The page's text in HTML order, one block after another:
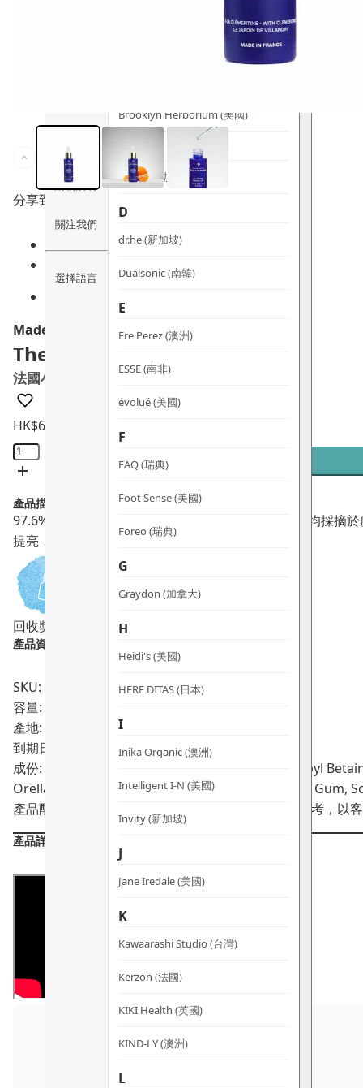
客服資訊
購物說明
關注我們
選擇語言
Brooklyn Herborium (美國)
CERM (新加坡)
D
dr.he (新加坡)
Dualsonic (南韓)
E
Ere Perez (澳洲)
ESSE (南非)
évolué (美國)
F
FAQ (瑞典)
Foot Sense (美國)
Foreo (瑞典)
G
Graydon (加拿大)
H
Heidi's (美國)
HERE DITAS (日本)
I
Inika Organic (澳洲)
Intelligent I-N (美國)
Invity (新加坡)
J
Jane Iredale (美國)
K
Kawaarashi Studio (台灣)
Kerzon (法國)
KIKI Health (英國)
KIND-LY (澳洲)
L
分享到
Mademoiselle Saint Germain
The Perfection Serum
法國小柑橘水白滑精華
HK$610.0
法
國
柑
橘
水
白
滑
精
華
數
產品描述：
97.6%的成分源自天然，主要成分小柑橘及蘋果萃取均採摘
提亮，讓肌膚煥發光澤，適合混合性至油性肌膚。
回收獎賞
產品資料：
SKU: PRO02071
容量: 30ml
產地: 法國
到期日:
成份: Aqua, Glycerin, Propanediol, Cocamidopropyl
Orellana Seed Extract, Sodium Chloride, Xanthan Gum,
產品配方會不時作出更改，所有產品主要成分謹供參考，以
產品詳情